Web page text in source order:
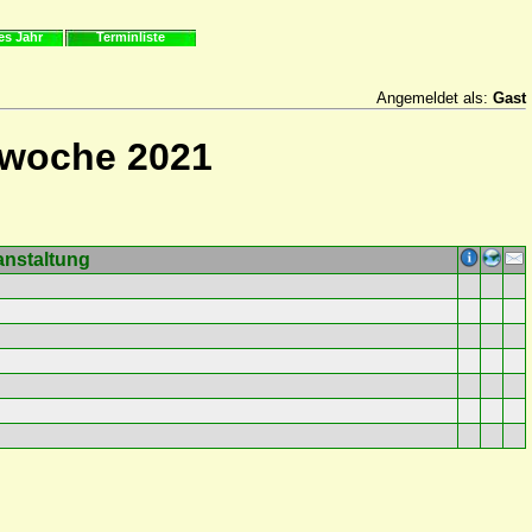
Jahr Terminliste
Angemeldet als: Gast
2021